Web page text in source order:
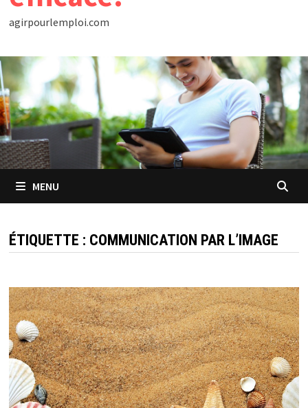
agirpourlemploi.com
MENU
ÉTIQUETTE : COMMUNICATION PAR L’IMAGE